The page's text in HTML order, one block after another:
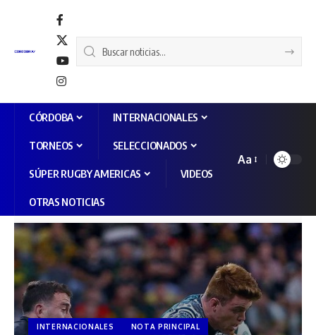
CÓRDOBA INTERNACIONALES
TORNEOS SELECCIONADOS
SÚPER RUGBY AMERICAS VIDEOS
OTRAS NOTICIAS
Aa
INTERNACIONALES
NOTA PRINCIPAL